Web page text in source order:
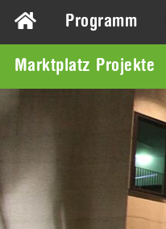
Programm
Marktplatz Projekte